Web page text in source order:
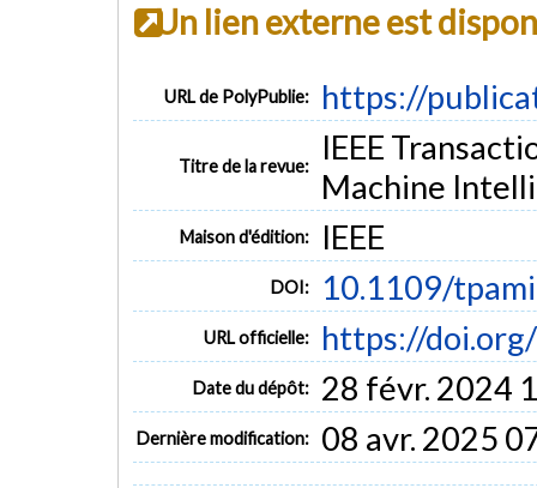
Un lien externe est
URL de PolyPublie: https://
Titre de la revue:
IEEE
Machine
Maison d'édition: IEEE
DOI: 10.1109/
URL officielle: https://
Date du dépôt: 28 févr. 2024
Dernière modification: 08 avr. 2025